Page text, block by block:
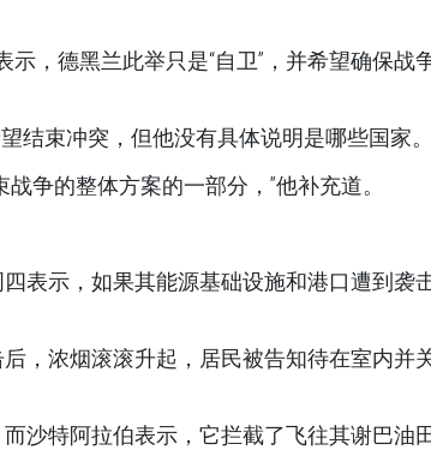
，德黑兰此举只是“自卫”，并希望确保战
结束冲突，但他没有具体说明是哪些国家。
争的整体方案的一部分，”他补充道。
表示，如果其能源基础设施和港口遭到袭
，浓烟滚滚升起，居民被告知待在室内并
沙特阿拉伯表示，它拦截了飞往其谢巴油